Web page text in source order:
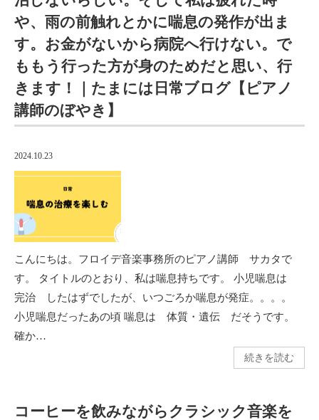
や、雨の前触れとかに喘息の発作が出ま
す。お金がないから病院へ行けない。で
ももう行った方が身のためだと思い、行
きます！｜たまには日常ブログ【ピアノ
講師のぼやき】
2024.10.23
こんにちは。フロイデ音楽事務所のピアノ講師 サカタで
す。 タイトルのとおり、私は喘息持ちです。 小児喘息は
完治 したはずでしたが、いつごろか喘息が発症。。。。
小児喘息だったあの頃 喘息は 体質・遺伝 だそうです。
確か…
続きを読む
コーヒーを飲みながらクラシック音楽を